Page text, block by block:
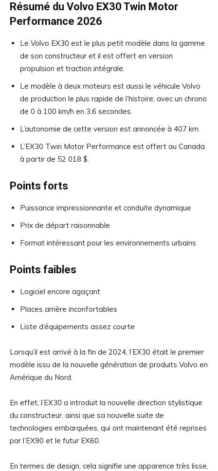
Résumé du Volvo EX30 Twin Motor
Performance 2026
Le Volvo EX30 est le plus petit modèle dans la gamme
de son constructeur et il est offert en version
propulsion et traction intégrale.
Le modèle à deux moteurs est aussi le véhicule Volvo
de production le plus rapide de l’histoire, avec un chrono
de 0 à 100 km/h en 3,6 secondes.
L’autonomie de cette version est annoncée à 407 km.
L’EX30 Twin Motor Performance est offert au Canada
à partir de 52 018 $.
Points forts
Puissance impressionnante et conduite dynamique
Prix de départ raisonnable
Format intéressant pour les environnements urbains
Points faibles
Logiciel encore agaçant
Places arrière inconfortables
Liste d’équipements assez courte
Lorsqu’il est arrivé à la fin de 2024, l’EX30 était le premier
modèle issu de la nouvelle génération de produits Volvo en
Amérique du Nord.
En effet, l’EX30 a introduit la nouvelle direction stylistique
du constructeur, ainsi que sa nouvelle suite de
technologies embarquées, qui ont maintenant été reprises
par l’EX90 et le futur EX60.
En termes de design, cela signifie une apparence très lisse,